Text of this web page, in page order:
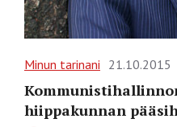
Minun tarinani 21.10.2015
hiippakunnan